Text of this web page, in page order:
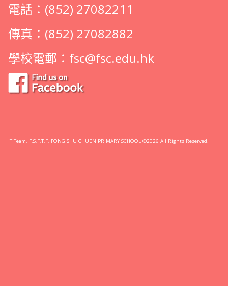
電話：(852) 27082211
傳真：(852) 27082882
學校電郵： fsc@fsc.edu.hk
IT Team, F.S.F.T.F. FONG SHU CHUEN PRIMARY SCHOOL ©2026 All Rights Reserved.